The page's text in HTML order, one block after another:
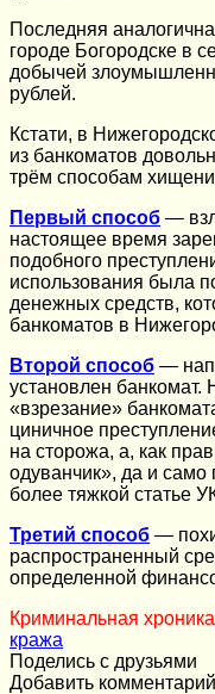
Последняя
городе Богородске в
добычей
рублей.
Кстати, в
из банкоматов
трём способам
Первый способ —
настоящее время
подобного
использования была
денежных средств,
банкоматов в
Второй способ —
установлен банкомат.
«взрезание»
циничное
на сторожа, а, как
одуванчик», да и само
более тяжкой статье
Третий способ —
распространенный
определенной
Криминальная хроника
кража
Поделись с друзьями
Добавить комментарий